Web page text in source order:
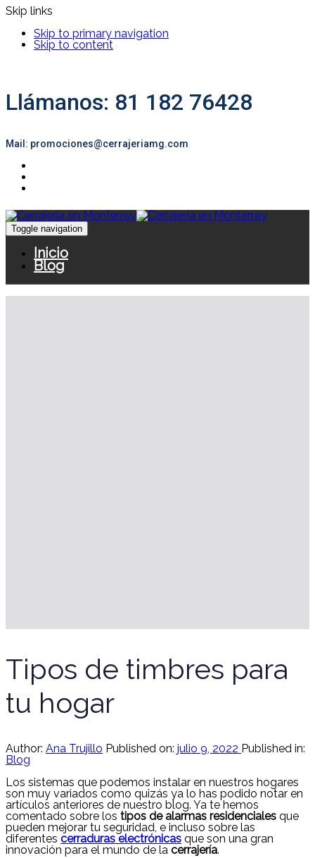
Skip links
Skip to primary navigation
Skip to content
Llámanos: 81 182 76428
Mail: promociones@cerrajeriamg.com
Toggle navigation
Inicio
Blog
Tipos de timbres para
tu hogar
Author: Ana Trujillo Published on: julio 9, 2022 Published in:
Blog
Los sistemas que podemos instalar en nuestros hogares
son muy variados como quizás ya lo has podido notar en
artículos anteriores de nuestro blog. Ya te hemos
comentado sobre los tipos de alarmas residenciales que
pueden mejorar tu seguridad, e incluso sobre las
diferentes cerraduras electrónicas que son una gran
innovación para el mundo de la cerrajería.